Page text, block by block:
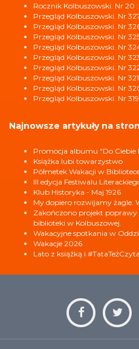
Rocznik Kolbuszowski. Nr 20
Przegląd Kolbuszowski. Nr
Przegląd Kolbuszowski. Nr
Przegląd Kolbuszowski. Nr
Przegląd Kolbuszowski. Nr
Przegląd Kolbuszowski. Nr
Przegląd Kolbuszowski. Nr
Przegląd Kolbuszowski. Nr
Przegląd Kolbuszowski. Nr
Przegląd Kolbuszowski. Nr
Najnowsze artykuły na
Promocja albumu "Do Ciebie
Książka lubi towarzystwo
Półmetek Wakacji w
III edycja Festiwalu
Klub Historyka - Maj 1926
My dopiero rozwijamy żagle.
Zakończono projekt
biblioteki w Kolbuszowej.
Wakacyjne spotkania w
Wakacje 2026
Lato z książką i